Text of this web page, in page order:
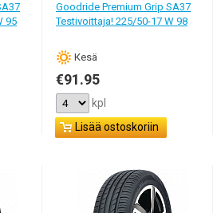
tietysti erihintaiset kesärenkaat. Hinta
käytetään yleensä klassista
kuviota. Se johtaa hyvin veden pois
maaseutuun, että moottoritielle. Sitä
ajotyylin ystäville. Symmetrinen
ja tämä on sen vahva puoli.
Se parantaa auton ajettavuutta ja
pyörän ja tien kosketuspinnasta.
enemmän melua, maksavat
95
Goodride Premium Grip SA37
Testivoittaja! 225/50-17 W 98
Кesä
€91.95
kpl
Lisää ostoskoriin